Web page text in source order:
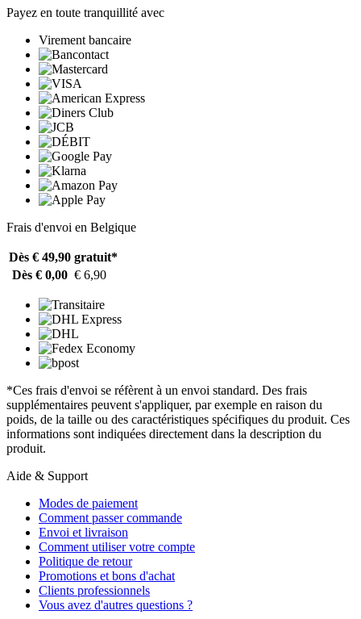
Payez en toute tranquillité avec
Virement bancaire
Frais d'envoi en Belgique
Dès € 49,90 gratuit*
Dès € 0,00 € 6,90
*Ces frais d'envoi se réfèrent à un envoi standard. Des frais
supplémentaires peuvent s'appliquer, par exemple en raison du
poids, de la taille ou des caractéristiques spécifiques du produit. Ces
informations sont indiquées directement dans la description du
produit.
Aide & Support
Modes de paiement
Comment passer commande
Envoi et livraison
Comment utiliser votre compte
Politique de retour
Promotions et bons d'achat
Clients professionnels
Vous avez d'autres questions ?